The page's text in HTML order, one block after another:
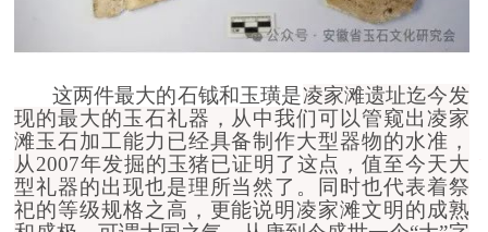
这两件最大的石钺和玉璜是凌家滩遗址迄今发
现的最大的玉石礼器，从中我们可以管窥出凌家
滩玉石加工能力已经具备制作大型器物的水准，
从2007年发掘的玉猪已证明了这点，值至今天大
型礼器的出现也是理所当然了。同时也代表着祭
祀的等级规格之高，更能说明凌家滩文明的成熟